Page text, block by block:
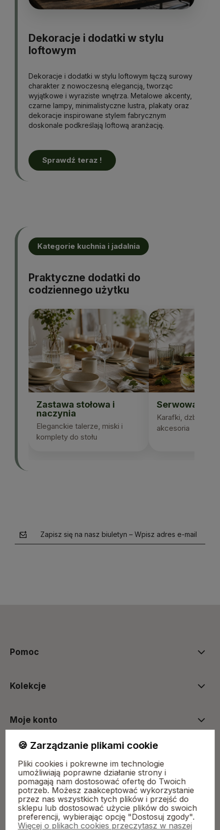
Dekoracje i dodatki w stylu
loftowym
Dekoracje i dodatki w stylu loftowym łączą surowy
charakter z nowoczesną elegancją, tworząc
wyjątkowe i wyraziste wnętrza. Metalowe akcenty,
czarne lampy, minimalistyczne lustra, plakaty oraz
dekoracje inspirowane stylem fabrycznym
doskonale podkreślają loftową aranżację.
Sprawdź teraz !
Kategorie kuchnia i jadalnia
Praktyczne dodatki do
codziennego użytku
Zastawa stołowa i
naczynia
Eleganckie talerze, miski i
komplety do stołu
Serwowanie
Karafki, dzbanki,
akcesoria
Zapisz się na nasz biuletyn – Wpisz adres e-mail
Pomoc
Kolekcje
Moje konto
Płatności i dostawa
O nas
🍪 Zarządzanie plikami cookie
Pliki cookies i pokrewne im technologie
umożliwiają poprawne działanie strony i
pomagają nam dostosować ofertę do Twoich
potrzeb. Możesz zaakceptować wykorzystanie
przez nas wszystkich tych plików i przejść do
sklepu lub dostosować użycie plików do swoich
preferencji, wybierając opcję "Dostosuj zgody".
Więcej o plikach cookies przeczytasz w naszej